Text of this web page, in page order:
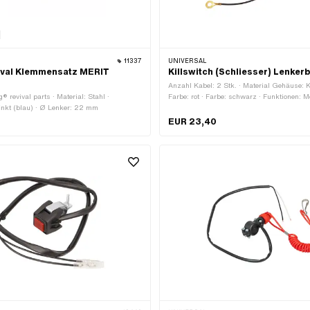
11337
Klemmensatz MERIT
revival parts · Material: Stahl ·
(blau) · Ø Lenker: 22 mm
UNIVERSAL
Killswitch (Schliesser)
Anzahl Kabel: 2 Stk. · Material Gehäuse:
Farbe: rot · Farbe: schwarz · Funktionen:
EUR 23,40